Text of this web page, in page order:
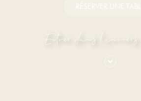
RÉSERVER UNE
Entrer dans